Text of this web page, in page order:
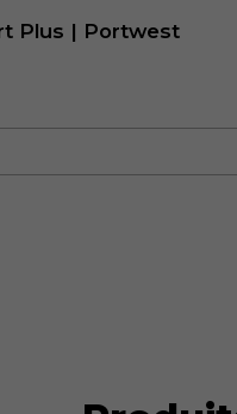
Plus | Portwest